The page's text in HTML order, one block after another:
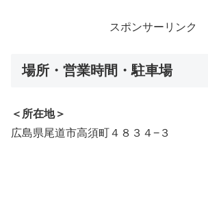
スポンサーリンク
場所・営業時間・駐車場
＜所在地＞
広島県尾道市高須町４８３４−３